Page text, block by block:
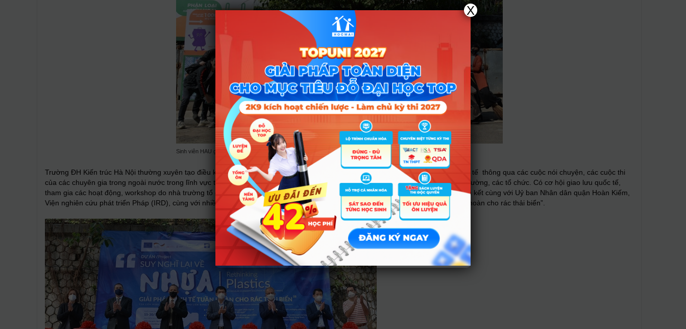
Sinh viên HAU giao lưu cùng các bạn quốc tế trong Workshop ‘ Suy nghĩ về nhựa’
Trường ĐH Kiến trúc Hà Nội thường xuyên tạo điều kiện cho sinh viên chuyên ngành Thiết kế đồ họa có cơ hội được rèn luyện thực tế thông qua các cuộc nói chuyện, các cuộc thi
của các chuyên gia trong ngoài nước trong lĩnh vực thiết kế đồ họa. Không chỉ vậy, sinh viên còn có cơ hội nhận học bổng từ nhà trường, các tổ chức. Có cơ hội giao lưu quốc tế,
tham gia các hoạt động, workshop do nhà trường tổ chức, hoặc liên kết với các đối tác trong và ngoài nước. Năm 2021,HAU đã liên kết cùng với Uỷ ban Nhân dân quận Hoàn Kiếm,
Viện nghiên cứu phát triển Pháp (IRD), cùng với nhiều đối tác khác tổ chức workshop “Suy nghĩ lại về nhựa- Giải pháp kinh tế tuần hoàn cho rác thải biển”.
X